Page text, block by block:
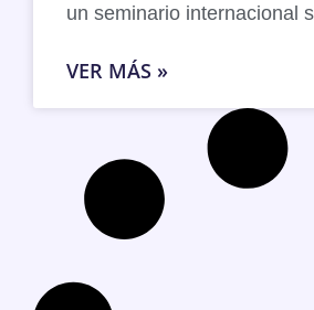
un seminario internacional
VER MÁS »